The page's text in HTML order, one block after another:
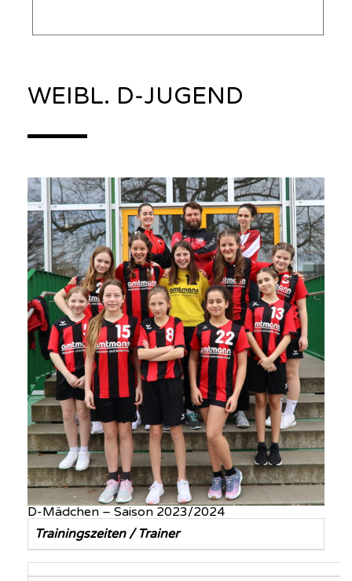
WEIBL. D-JUGEND
D-Mädchen – Saison 2023/2024
Trainingszeiten / Trainer